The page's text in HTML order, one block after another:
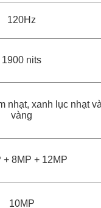
120Hz
1900 nits
nhạt, xanh lục nhạt
vàng
+ 8MP + 12MP
10MP